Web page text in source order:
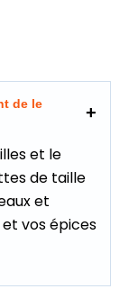
de le
et le
de taille
et
vos épices